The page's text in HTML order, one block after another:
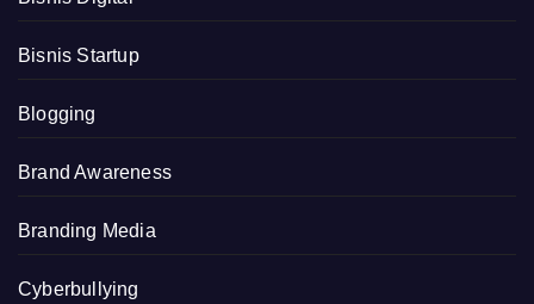
Bisnis Startup
Blogging
Brand Awareness
Branding Media
Cyberbullying